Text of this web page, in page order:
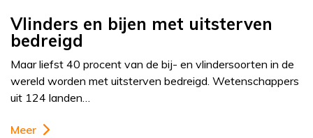
Vlinders en bijen met uitsterven
bedreigd
Maar liefst 40 procent van de bij- en vlindersoorten in de
wereld worden met uitsterven bedreigd. Wetenschappers
uit 124 landen…
Meer